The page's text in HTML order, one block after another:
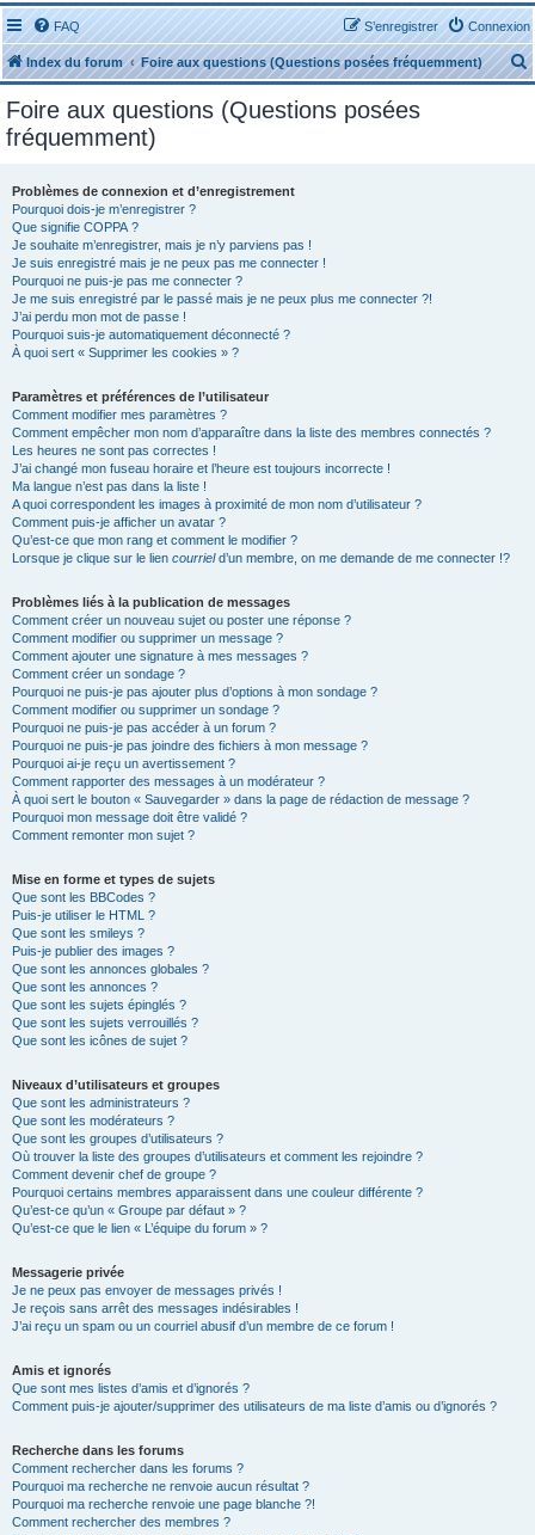
FAQ Connexion
S’enregistrer
Index du forum Foire aux questions (Questions posées fréquemment)
e
Foire aux questions (Questions posées
fréquemment)
Problèmes de connexion et d’enregistrement
Pourquoi dois-je m’enregistrer ?
Que signifie COPPA ?
Je souhaite m’enregistrer, mais je n’y parviens pas !
Je suis enregistré mais je ne peux pas me connecter !
Pourquoi ne puis-je pas me connecter ?
Je me suis enregistré par le passé mais je ne peux plus me connecter ?!
J’ai perdu mon mot de passe !
Pourquoi suis-je automatiquement déconnecté ?
À quoi sert « Supprimer les cookies » ?
Paramètres et préférences de l’utilisateur
Comment modifier mes paramètres ?
Comment empêcher mon nom d’apparaître dans la liste des membres connectés ?
Les heures ne sont pas correctes !
J’ai changé mon fuseau horaire et l’heure est toujours incorrecte !
Ma langue n’est pas dans la liste !
A quoi correspondent les images à proximité de mon nom d’utilisateur ?
Comment puis-je afficher un avatar ?
Qu’est-ce que mon rang et comment le modifier ?
Lorsque je clique sur le lien courrield’un membre, on me demande de me connecter !?
Problèmes liés à la publication de messages
Comment créer un nouveau sujet ou poster une réponse ?
Comment modifier ou supprimer un message ?
Comment ajouter une signature à mes messages ?
Comment créer un sondage ?
Pourquoi ne puis-je pas ajouter plus d’options à mon sondage ?
Comment modifier ou supprimer un sondage ?
Pourquoi ne puis-je pas accéder à un forum ?
Pourquoi ne puis-je pas joindre des fichiers à mon message ?
Pourquoi ai-je reçu un avertissement ?
Comment rapporter des messages à un modérateur ?
À quoi sert le bouton « Sauvegarder » dans la page de rédaction de message ?
Pourquoi mon message doit être validé ?
Comment remonter mon sujet ?
Mise en forme et types de sujets
Que sont les BBCodes ?
Puis-je utiliser le HTML ?
Que sont les smileys ?
Puis-je publier des images ?
Que sont les annonces globales ?
Que sont les annonces ?
Que sont les sujets épinglés ?
Que sont les sujets verrouillés ?
Que sont les icônes de sujet ?
Niveaux d’utilisateurs et groupes
Que sont les administrateurs ?
Que sont les modérateurs ?
Que sont les groupes d’utilisateurs ?
Où trouver la liste des groupes d’utilisateurs et comment les rejoindre ?
Comment devenir chef de groupe ?
Pourquoi certains membres apparaissent dans une couleur différente ?
Qu’est-ce qu’un « Groupe par défaut » ?
Qu’est-ce que le lien « L’équipe du forum » ?
Messagerie privée
Je ne peux pas envoyer de messages privés !
Je reçois sans arrêt des messages indésirables !
J’ai reçu un spam ou un courriel abusif d’un membre de ce forum !
Amis et ignorés
Que sont mes listes d’amis et d’ignorés ?
Comment puis-je ajouter/supprimer des utilisateurs de ma liste d’amis ou d’ignorés ?
Recherche dans les forums
Comment rechercher dans les forums ?
Pourquoi ma recherche ne renvoie aucun résultat ?
Pourquoi ma recherche renvoie une page blanche ?!
Comment rechercher des membres ?